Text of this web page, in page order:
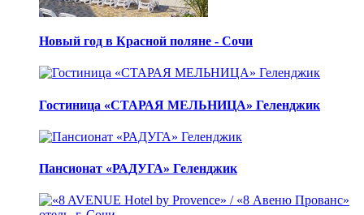
Новый год в Красной поляне - Сочи
Гостиница «СТАРАЯ МЕЛЬНИЦА» Геленджик
Пансионат «РАДУГА» Геленджик